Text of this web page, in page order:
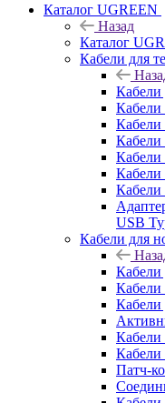
Каталог UGREEN
Назад
Каталог
Кабели для
Кабели
Кабели
Кабели
Кабели
USB
Кабели для
Кабели
Кабели
Кабели
Кабели
Патч-